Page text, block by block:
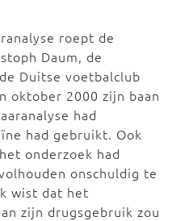
roept de
Daum, de
Duitse voetbalclub
oktober 2000 zijn baan
had
had gebruikt. Ook
onderzoek had
onschuldig te
wist dat het
zijn drugsgebruik zou